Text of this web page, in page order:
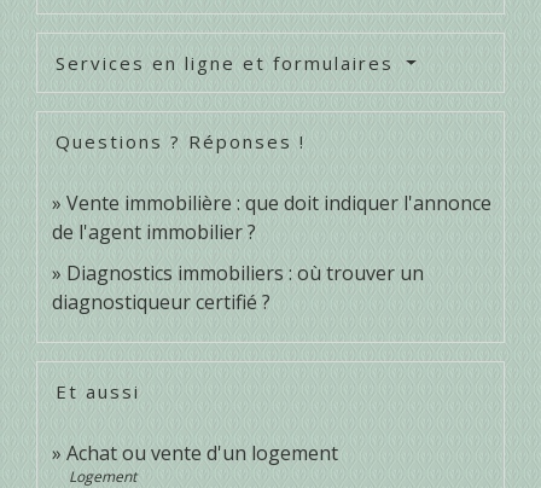
Services en ligne et formulaires
Questions ? Réponses !
Vente immobilière : que doit indiquer l'annonce
de l'agent immobilier ?
Diagnostics immobiliers : où trouver un
diagnostiqueur certifié ?
Et aussi
Achat ou vente d'un logement
Logement